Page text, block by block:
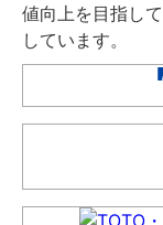
値向上を目指し
しています。